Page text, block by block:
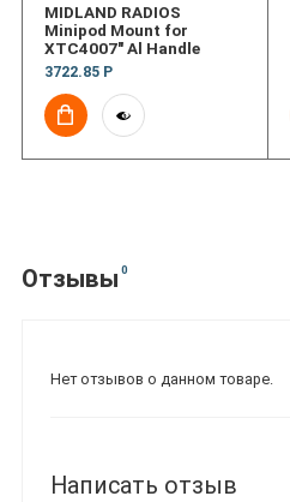
MIDLAND RADIOS
Minipod Mount for
XTC4007" Al Handle
3722.85 Р
Отзывы 0
Нет отзывов о данном товаре.
Написать отзыв